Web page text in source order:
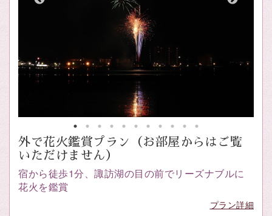
外で花火鑑賞プラン（お部屋からはご覧
いただけません）
宿から徒歩1分、諏訪湖の目の前でリーズナブルに
花火を鑑賞
プラン詳細